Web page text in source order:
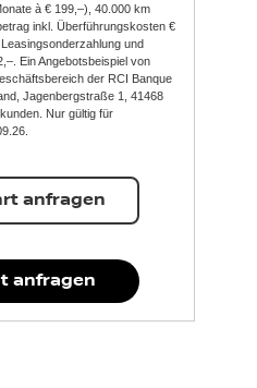
à € 199,–), 40.000 km
inkl. Überführungskosten €
und
Ein Angebotsbeispiel von
der RCI Banque
Jagenbergstraße 1, 41468
Nur gültig für
anfragen
anfragen